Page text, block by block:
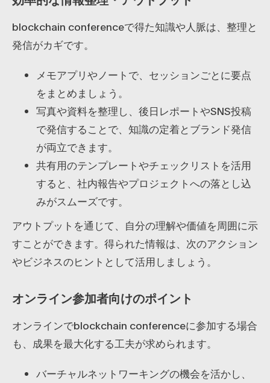
blockchain conferenceで得た知識や人脈は、整理と
発信がカギです。
メモアプリやノートで、セッションごとに要点
をまとめましょう。
写真や資料を整理し、後日レポートやSNS投稿
で発信することで、知識の定着とブランド発信
が両立できます。
共有用のテンプレートやチェックリストを活用
すると、社内報告やプロジェクトへの落とし込
みがスムーズです。
アウトプットを通じて、自分の理解や価値を周囲に示
すことができます。得られた情報は、次のアクション
やビジネスのヒントとして活用しましょう。
オンライン参加者向けのポイント
オンラインでblockchain conferenceに参加する場合
も、成果を最大化する工夫が求められます。
バーチャルネットワーキングの機会を活かし、